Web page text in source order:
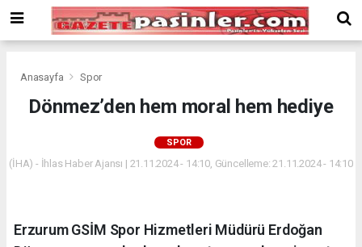
Bonusu
Veren
deneme
bonus
Bonus
Anasayfa Spor
Dönmez’den hem moral hem hediye
SPOR
(İHA) - İhlas Haber Ajansı | 21.11.2024 - 14:10, Güncelleme: 21.11.2024 - 14:10
Erzurum GSİM Spor Hizmetleri Müdürü Erdoğan